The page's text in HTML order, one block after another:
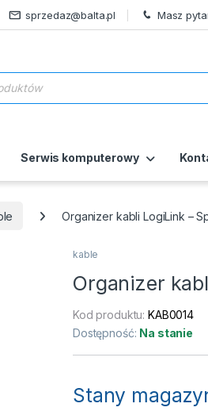
sprzedaz@balta.pl Masz
produktów
Serwis komputerowy
Organizer kabli LogiLink –
kable
Organizer
Kod produktu:KAB0014
Dostępność: Na stanie
Stany